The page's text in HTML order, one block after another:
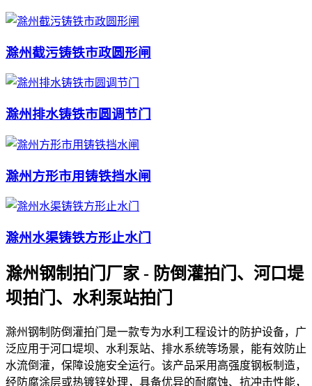
滁州截污铸铁市政圆形闸
滁州排水铸铁市圆调节门
滁州方形市用铸铁挡水闸
滁州水渠铸铁方形止水门
滁州钢制拍门厂家 - 防倒灌拍门、河口堤
坝拍门、水利泵站拍门
滁州钢制防倒灌拍门是一款专为水利工程设计的防护设备，广
泛应用于河口堤坝、水利泵站、排水系统等场景，能有效防止
水流倒灌，保障设施安全运行。该产品采用高强度钢板制造，
经防腐涂层或热镀锌处理，具备优异的耐腐蚀、抗冲击性能，